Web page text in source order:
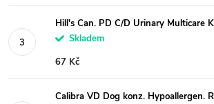
Hill's Can. PD C/D Urinary Multicare
Skladem
67 Kč
Calibra VD Dog konz. Hypoallergen.